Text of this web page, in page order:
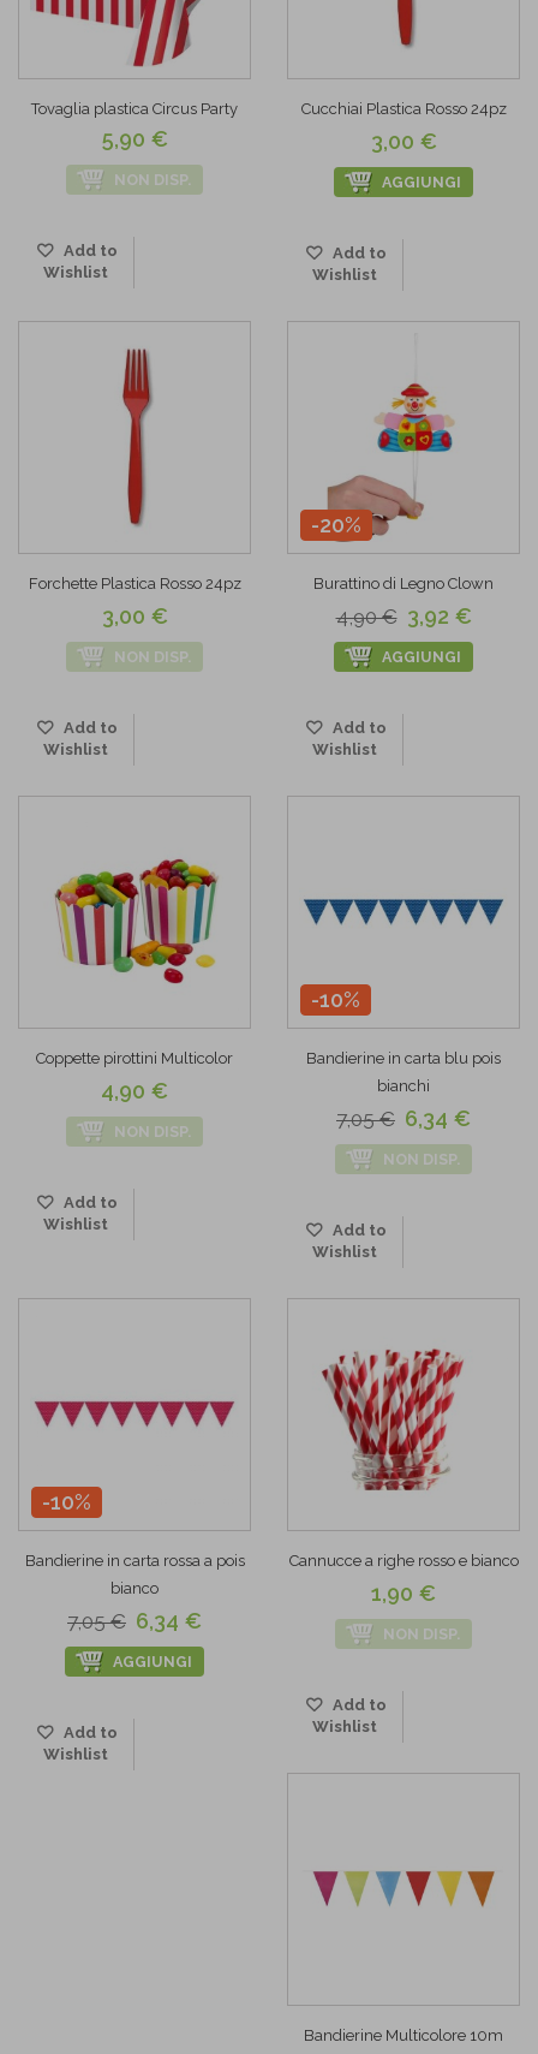
Tovaglia plastica Circus Party
5,90 €
NON DISP.
Add to
Wishlist
Cucchiai Plastica Rosso 24pz
3,00 €
AGGIUNGI
Add to
Wishlist
Forchette Plastica Rosso 24pz
3,00 €
NON DISP.
Add to
Wishlist
-20%
Burattino di Legno Clown
4,90 € 3,92 €
AGGIUNGI
Add to
Wishlist
Coppette pirottini Multicolor
4,90 €
NON DISP.
Add to
Wishlist
-10%
Bandierine in carta blu pois
bianchi
7,05 € 6,34 €
NON DISP.
Add to
Wishlist
-10%
Bandierine in carta rossa a pois
bianco
7,05 € 6,34 €
AGGIUNGI
Add to
Wishlist
Cannucce a righe rosso e bianco
1,90 €
NON DISP.
Add to
Wishlist
Bandierine Multicolore 10m